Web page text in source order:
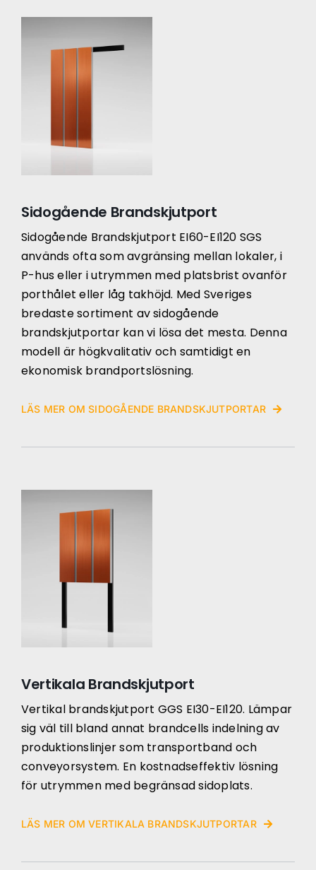
Sidogående Brandskjutport
Sidogående Brandskjutport EI60-EI120 SGS
används ofta som avgränsing mellan lokaler, i
P-hus eller i utrymmen med platsbrist ovanför
porthålet eller låg takhöjd. Med Sveriges
bredaste sortiment av sidogående
brandskjutportar kan vi lösa det mesta. Denna
modell är högkvalitativ och samtidigt en
ekonomisk brandportslösning.
LÄS MER OM SIDOGÅENDE BRANDSKJUTPORTAR
Vertikala Brandskjutport
Vertikal brandskjutport GGS EI30-EI120. Lämpar
sig väl till bland annat brandcells indelning av
produktionslinjer som transportband och
conveyorsystem. En kostnadseffektiv lösning
för utrymmen med begränsad sidoplats.
LÄS MER OM VERTIKALA BRANDSKJUTPORTAR